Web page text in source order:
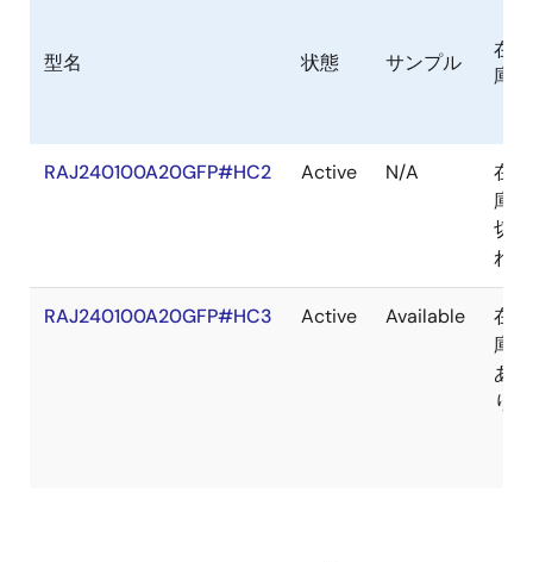
型名 状態 サンプル
在
庫
RAJ240100A20GFP#HC2 Active N/A
在
庫
切
れ
RAJ240100A20GFP#HC3 Active Available
在
庫
あ
り